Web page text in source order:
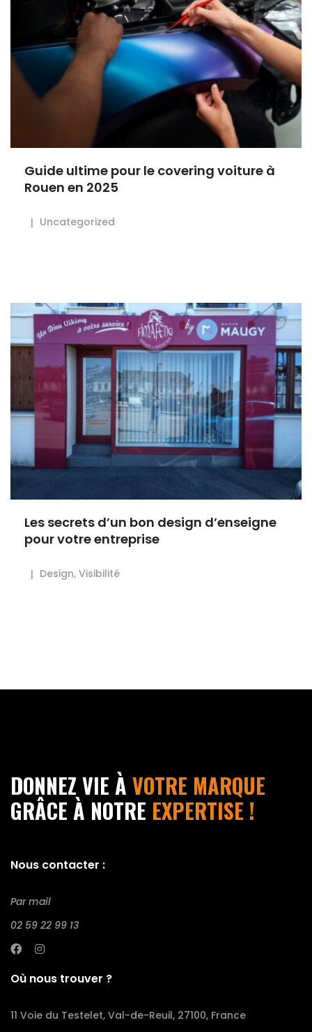
Guide ultime pour le covering voiture à
Rouen en 2025
Uncategorized
Les secrets d’un bon design d’enseigne
pour votre entreprise
Design, Visibilité
DONNEZ VIE À VOTRE MARQUE
GRÂCE À NOTRE EXPERTISE !
Nous contacter :
Par mail
02 59 22 99 13
Où nous trouver ?
11 Voie du Testelet, Val-de-Reuil, 27100, France